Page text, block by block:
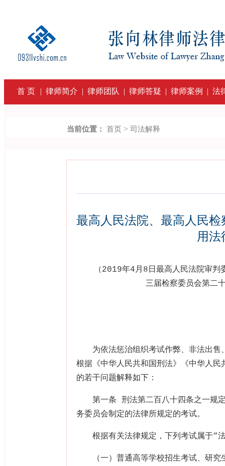
首 页 | 律师简介 | 律师团队 | 律师答疑 | 律师案例 | 法
当前位置： 首页 > 司法解释
最高人民法院、最高人民
用法
（2019年4月 8 日最高人民法院审判
三届检察委员会第二
为依法惩治组织考试作弊、非法出
根据《中华人民共和国刑法》《中华人
的若干问题解释如下：
第一条 刑法第二百八十四条之一规
务委员会制定的法律所规定的考试。
根据有关法律规定，下列考试属于“
（一）普通高等学校招生考试、研